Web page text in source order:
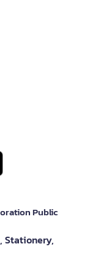
Public
Stationery,